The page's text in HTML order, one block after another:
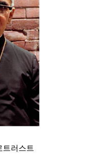
트러스트